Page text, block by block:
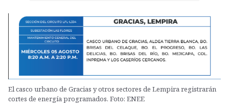
El casco urbano de Gracias y otros sectores de Lempira registrarán
cortes de energía programados. Foto: ENEE